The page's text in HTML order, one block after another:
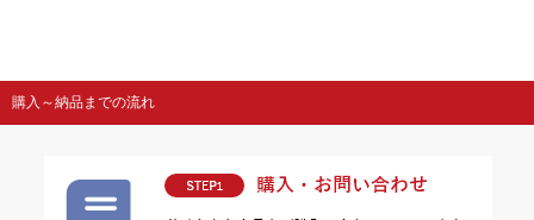
購入～納品までの流れ